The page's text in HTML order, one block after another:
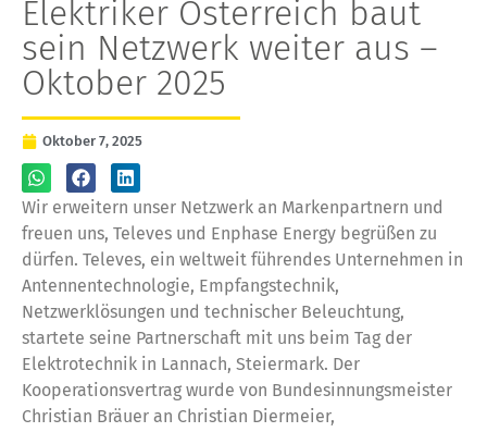
Elektriker Österreich baut
sein Netzwerk weiter aus –
Oktober 2025
Oktober 7, 2025
Wir erweitern unser Netzwerk an Markenpartnern und
freuen uns, Televes und Enphase Energy begrüßen zu
dürfen. Televes, ein weltweit führendes Unternehmen in
Antennentechnologie, Empfangstechnik,
Netzwerklösungen und technischer Beleuchtung,
startete seine Partnerschaft mit uns beim Tag der
Elektrotechnik in Lannach, Steiermark. Der
Kooperationsvertrag wurde von Bundesinnungsmeister
Christian Bräuer an Christian Diermeier,